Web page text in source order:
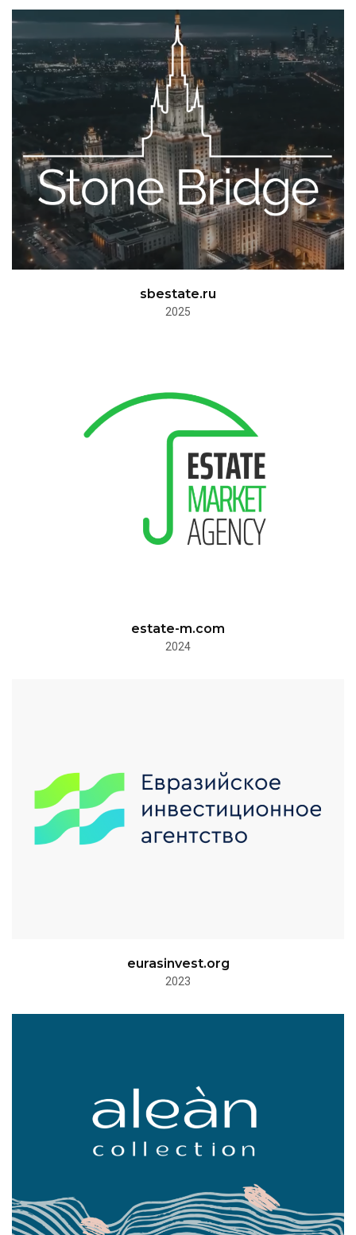
sbestate.ru
2025
estate-m.com
2024
eurasinvest.org
2023